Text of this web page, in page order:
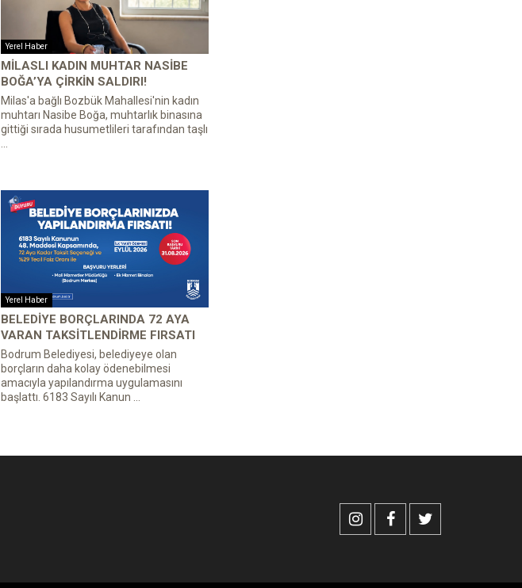
Yerel Haber
MILASLI KADIN MUHTAR NASIBE
BOĞA’YA ÇIRKIN SALDIRI!
Milas'a bağlı Bozbük Mahallesi'nin kadın
muhtarı Nasibe Boğa, muhtarlık binasına
gittiği sırada husumetlileri tarafından taşlı
Yerel Haber
BELEDIYE BORÇLARINDA 72 AYA
VARAN TAKSITLENDIRME FIRSATI
Bodrum Belediyesi, belediyeye olan
borçların daha kolay ödenebilmesi
amacıyla yapılandırma uygulamasını
başlattı. 6183 Sayılı Kanun ...